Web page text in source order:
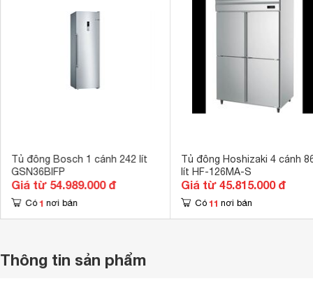
Tủ đông Bosch 1 cánh 242 lít
GSN36BIFP
Giá từ 54.989.000 đ
Có 1 nơi bán
Tủ đông Hoshizaki 4 cánh
lít HF-126MA-S
Giá từ 45.815.000 đ
Có 11 nơi bán
Thông tin sản phẩm